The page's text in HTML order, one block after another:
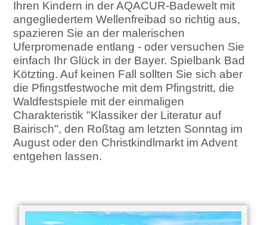
Ihren Kindern in der AQACUR-Badewelt mit
angegliedertem Wellenfreibad so richtig aus,
spazieren Sie an der malerischen
Uferpromenade entlang - oder versuchen Sie
einfach Ihr Glück in der Bayer. Spielbank Bad
Kötzting. Auf keinen Fall sollten Sie sich aber
die Pfingstfestwoche mit dem Pfingstritt, die
Waldfestspiele mit der einmaligen
Charakteristik "Klassiker der Literatur auf
Bairisch", den Roßtag am letzten Sonntag im
August oder den Christkindlmarkt im Advent
entgehen lassen.